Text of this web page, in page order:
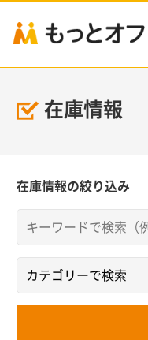
在庫情報
在庫情報の絞り込み